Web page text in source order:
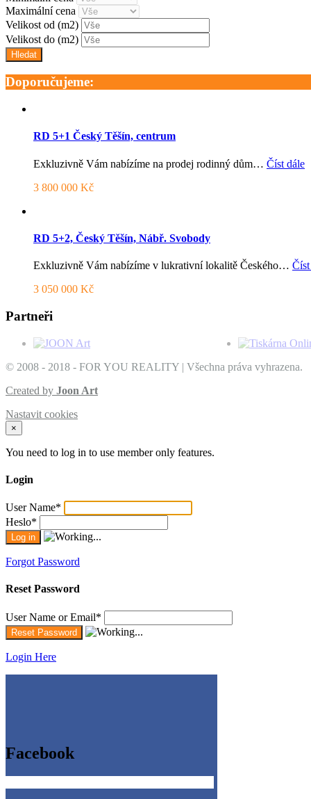
Maximální cena
Velikost od (m2)
Velikost do (m2)
Doporučujeme:
RD 5+1 Český Těšín, centrum
Exkluzivně Vám nabízíme na prodej rodinný dům… Číst dále
3 800 000 Kč
RD 5+2, Český Těšín, Nábř. Svobody
Exkluzivně Vám nabízíme v lukrativní lokalitě Českého…
3 050 000 Kč
Partneři
© 2008 - 2018 - FOR YOU REALITY | Všechna práva vyhrazena.
Created by Joon Art
Nastavit cookies
×
You need to log in to use member only features.
Login
User Name*
Heslo*
Forgot Password
Reset Password
User Name or Email*
Login Here
Facebook